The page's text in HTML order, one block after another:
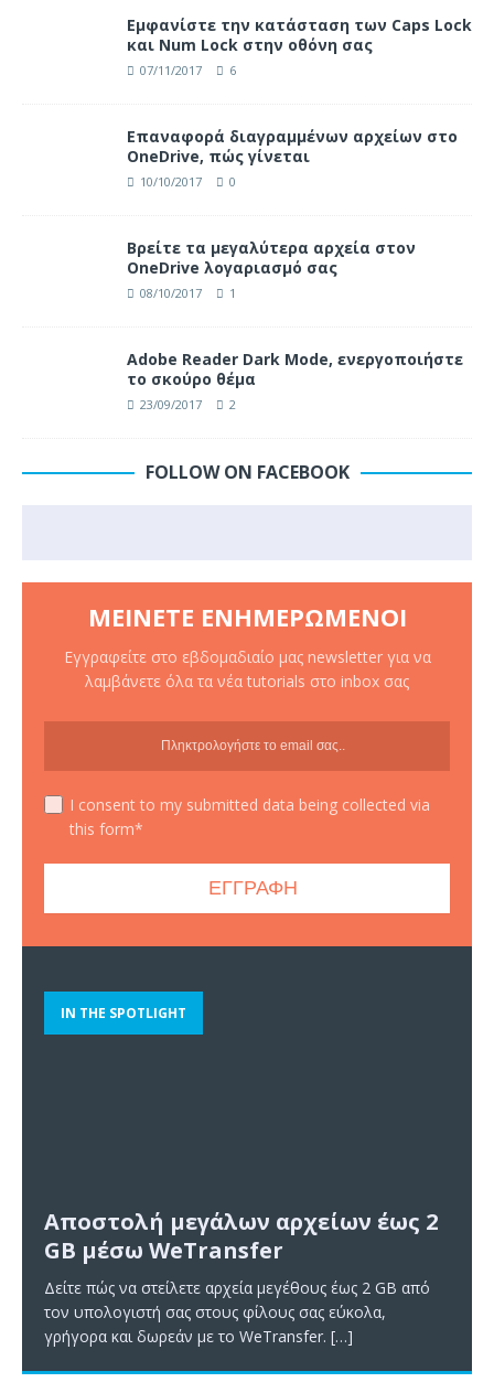
Eμφανίστε την κατάσταση των Caps Lock
και Num Lock στην οθόνη σας
07/11/2017 6
Επαναφορά διαγραμμένων αρχείων στο
OneDrive, πώς γίνεται
10/10/2017 0
Βρείτε τα μεγαλύτερα αρχεία στον
OneDrive λογαριασμό σας
08/10/2017 1
Adobe Reader Dark Mode, ενεργοποιήστε
το σκούρο θέμα
23/09/2017 2
FOLLOW ON FACEBOOK
ΜΕΊΝΕΤΕ ΕΝΗΜΕΡΩΜΈΝΟΙ
Εγγραφείτε στο εβδομαδιαίο μας newsletter για να
λαμβάνετε όλα τα νέα tutorials στο inbox σας
I consent to my submitted data being collected via
this form*
IN THE SPOTLIGHT
Αποστολή μεγάλων αρχείων έως 2
GB μέσω WeTransfer
Δείτε πώς να στείλετε αρχεία μεγέθους έως 2 GB από
τον υπολογιστή σας στους φίλους σας εύκολα,
γρήγορα και δωρεάν με το WeTransfer. […]